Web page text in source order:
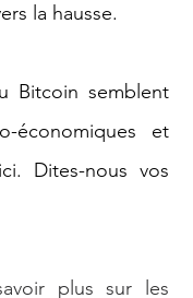
la hausse.
Bitcoin semblent
économiques et
Dites-nous vos
plus sur les